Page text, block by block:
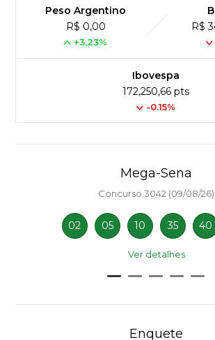
Peso Argentino
R$ 0,00
+3,23%
R$
Ibovespa
172,250,66 pts
-0.15%
Mega-Sena
Concurso 3042 (09/08/26)
02 05 10 35 40
Ver detalhes
Enquete